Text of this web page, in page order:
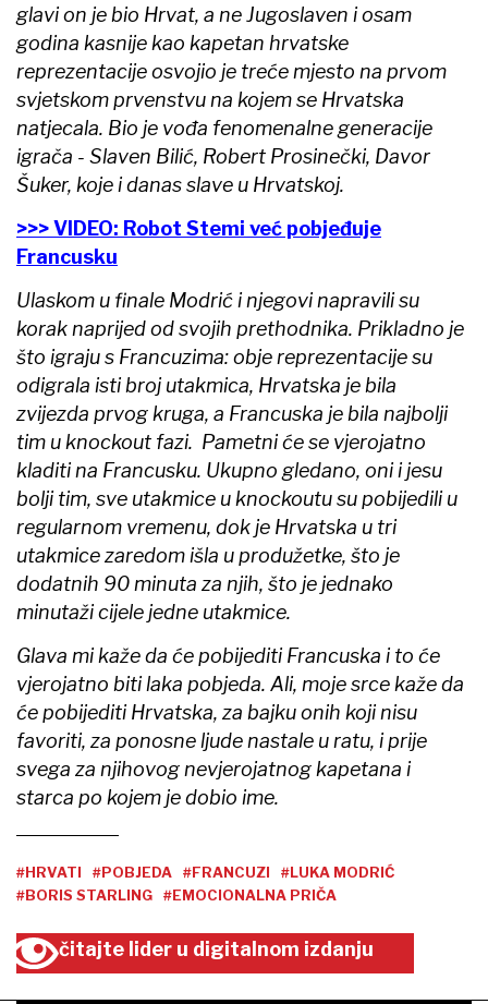
glavi on je bio Hrvat, a ne Jugoslaven i osam
godina kasnije kao kapetan hrvatske
reprezentacije osvojio je treće mjesto na prvom
svjetskom prvenstvu na kojem se Hrvatska
natjecala. Bio je vođa fenomenalne generacije
igrača - Slaven Bilić, Robert Prosinečki, Davor
Šuker, koje i danas slave u Hrvatskoj.
>>> VIDEO: Robot Stemi već pobjeđuje
Francusku
Ulaskom u finale Modrić i njegovi napravili su
korak naprijed od svojih prethodnika. Prikladno je
što igraju s Francuzima: obje reprezentacije su
odigrala isti broj utakmica, Hrvatska je bila
zvijezda prvog kruga, a Francuska je bila najbolji
tim u knockout fazi. Pametni će se vjerojatno
kladiti na Francusku. Ukupno gledano, oni i jesu
bolji tim, sve utakmice u knockoutu su pobijedili u
regularnom vremenu, dok je Hrvatska u tri
utakmice zaredom išla u produžetke, što je
dodatnih 90 minuta za njih, što je jednako
minutaži cijele jedne utakmice.
Glava mi kaže da će pobijediti Francuska i to će
vjerojatno biti laka pobjeda. Ali, moje srce kaže da
će pobijediti Hrvatska, za bajku onih koji nisu
favoriti, za ponosne ljude nastale u ratu, i prije
svega za njihovog nevjerojatnog kapetana i
starca po kojem je dobio ime.
#HRVATI #POBJEDA #FRANCUZI
#LUKA MODRIĆ
#BORIS STARLING
#EMOCIONALNA PRIČA
čitajte lider u digitalnom izdanju